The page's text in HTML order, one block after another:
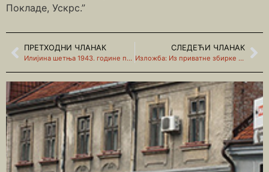
Покладе, Ускрс.”
ПРЕТХОДНИ ЧЛАНАК
Илијина шетња 1943. године поред Ђетиње
СЛЕДЕЋИ ЧЛАНАК
Изложба: Из приватне збирке Предрага Ковачевића ужичке Вести 27. мај 2016.